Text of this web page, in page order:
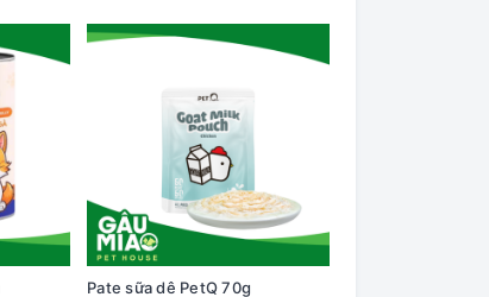
Pate sữa dê PetQ 70g